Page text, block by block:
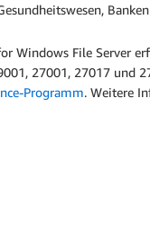
Windows File Server
27001, 27017 und
Programm. Weitere